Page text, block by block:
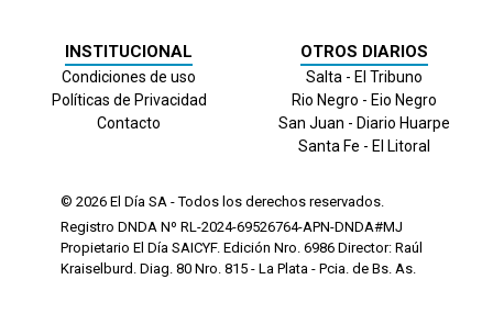
INSTITUCIONAL
Condiciones de uso
Políticas de Privacidad
Contacto
OTROS DIARIOS
Salta - El Tribuno
Rio Negro - Eio Negro
San Juan - Diario Huarpe
Santa Fe - El Litoral
© 2026 El Día SA - Todos los derechos reservados.
Registro DNDA Nº RL-2024-69526764-APN-DNDA#MJ
Propietario El Día SAICYF. Edición Nro. 6986 Director: Raúl
Kraiselburd. Diag. 80 Nro. 815 - La Plata - Pcia. de Bs. As.